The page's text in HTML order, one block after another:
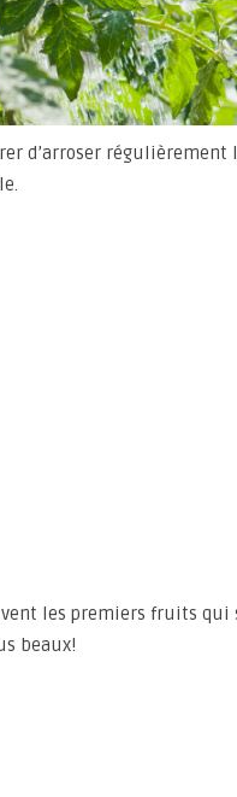
d’arroser
les premiers fruits
beaux!